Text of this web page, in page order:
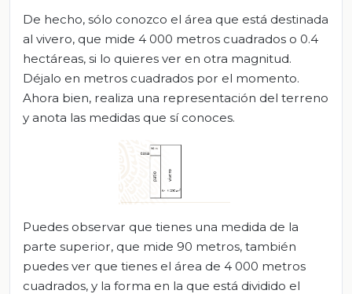
De hecho, sólo conozco el área que está destinada
al vivero, que mide 4 000 metros cuadrados o 0.4
hectáreas, si lo quieres ver en otra magnitud.
Déjalo en metros cuadrados por el momento.
Ahora bien, realiza una representación del terreno
y anota las medidas que sí conoces.
Puedes observar que tienes una medida de la
parte superior, que mide 90 metros, también
puedes ver que tienes el área de 4 000 metros
cuadrados, y la forma en la que está dividido el